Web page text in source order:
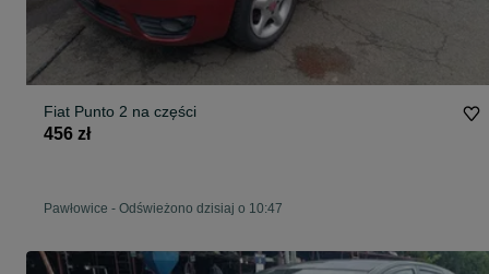
Fiat Punto 2 na części
456 zł
Pawłowice - Odświeżono dzisiaj o 10:47